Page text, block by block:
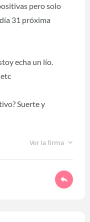
pero solo
31 próxima
echa un lío.
Suerte y
Ver la firma